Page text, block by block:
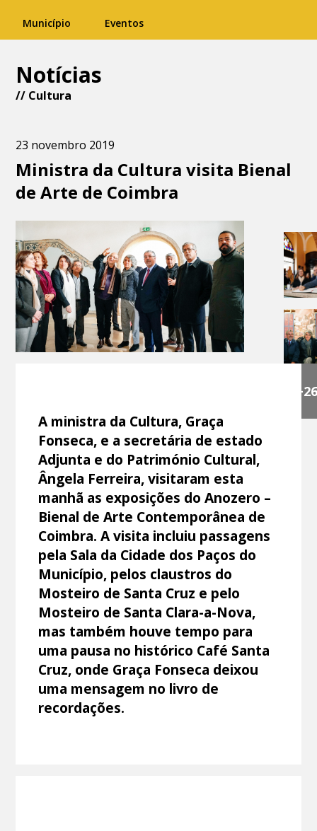
Município Eventos
Notícias
// Cultura
23 novembro 2019
Ministra da Cultura visita Bienal
de Arte de Coimbra
+26
A ministra da Cultura, Graça
Fonseca, e a secretária de estado
Adjunta e do Património Cultural,
Ângela Ferreira, visitaram esta
manhã as exposições do Anozero –
Bienal de Arte Contemporânea de
Coimbra. A visita incluiu passagens
pela Sala da Cidade dos Paços do
Município, pelos claustros do
Mosteiro de Santa Cruz e pelo
Mosteiro de Santa Clara-a-Nova,
mas também houve tempo para
uma pausa no histórico Café Santa
Cruz, onde Graça Fonseca deixou
uma mensagem no livro de
recordações.